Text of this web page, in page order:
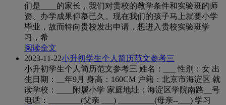
们是____的家长，我们对贵校的教学条件和实验班的师
资、办学成果仰慕已久。现在我们的孩子马上就要小学
毕业，故而特向贵校发出申请，想进入贵校实验班学
习，希
阅读全文
2023-11-22小升初学生个人简历范文参考三
小升初学生个人简历范文参考三 姓名：___ 性别：女 出
生日期：__年9月 身高：160CM 户籍：北京市海淀区 就
读学校：____附属小学 家庭地址：海淀区学院南路__号
电话：________(父亲 ___) _________(母亲--___) 学习